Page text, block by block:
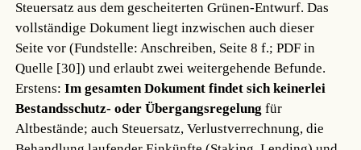
Steuersatz aus dem gescheiterten Grünen-Entwurf. Das
vollständige Dokument liegt inzwischen auch dieser
Seite vor (Fundstelle: Anschreiben, Seite 8 f.; PDF in
Quelle [30]) und erlaubt zwei weitergehende Befunde.
Erstens:Im gesamten Dokument findet sich keinerlei
Bestandsschutz- oder Übergangsregelung für
Altbestände; auch Steuersatz, Verlustverrechnung, die